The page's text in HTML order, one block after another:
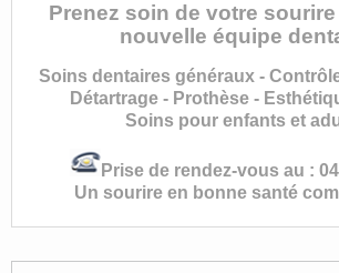
Prenez soin de votre
nouvelle équipe
Soins dentaires généraux -
Détartrage - Prothèse -
Soins pour enfants et
Prise de rendez-vous au :
Un sourire en bonne santé